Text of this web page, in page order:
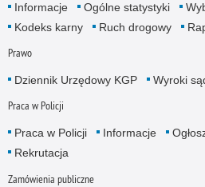
Informacje Ogólne statystyki
Kodeks karny
Ruch drogowy
Prawo
Dziennik Urzędowy KGP Wyroki
Praca w Policji
Praca w Policji Informacje
Rekrutacja
Zamówienia publiczne